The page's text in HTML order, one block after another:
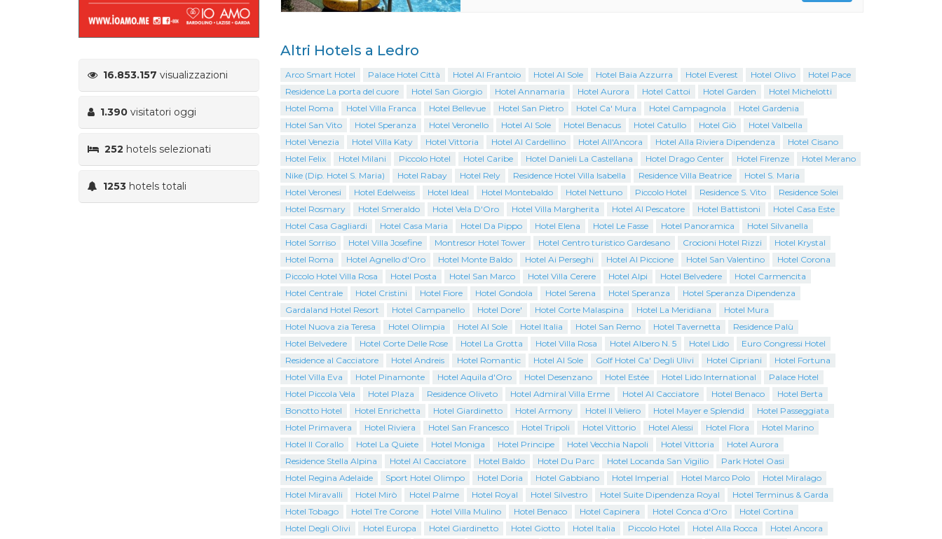
16.853.157 visualizzazioni
1.390 visitatori oggi
252 hotels selezionati
1253 hotels totali
Altri Hotels a Ledro
Arco Smart Hotel Palace Hotel Città Hotel Al Frantoio Hotel Al Sole Hotel Baia Azzurra Hotel Everest Hotel Olivo
Hotel Pace
Residence La porta del cuore
Hotel San Giorgio Hotel Annamaria Hotel Aurora Hotel Cattoi Hotel Garden
Hotel Michelotti
Hotel Roma
Hotel Villa Franca Hotel Bellevue Hotel San Pietro Hotel Ca' Mura Hotel Campagnola
Hotel Gardenia
Hotel San Vito
Hotel Speranza Hotel Veronello Hotel Al Sole Hotel Benacus Hotel Catullo Hotel Giò
Hotel Valbella
Hotel Venezia
Hotel Villa Katy Hotel Vittoria Hotel Al Cardellino Hotel All'Ancora Hotel Alla Riviera Dipendenza
Hotel Cisano
Hotel Felix
Hotel Milani Piccolo Hotel Hotel Caribe Hotel Danieli La Castellana Hotel Drago Center Hotel Firenze
Hotel Merano
Nike (Dip. Hotel S. Maria)
Hotel Rabay Hotel Rely Residence Hotel Villa Isabella Residence Villa Beatrice
Hotel S. Maria
Hotel Veronesi
Hotel Edelweiss Hotel Ideal Hotel Montebaldo Hotel Nettuno Piccolo Hotel Residence S. Vito
Residence Solei
Hotel Rosmary
Hotel Smeraldo Hotel Vela D'Oro Hotel Villa Margherita Hotel Al Pescatore Hotel Battistoni
Hotel Casa Este
Hotel Casa Gagliardi
Hotel Casa Maria Hotel Da Pippo Hotel Elena Hotel Le Fasse Hotel Panoramica
Hotel Silvanella
Hotel Sorriso
Hotel Villa Josefine Montresor Hotel Tower Hotel Centro turistico Gardesano Crocioni Hotel Rizzi
Hotel Krystal
Hotel Roma
Hotel Agnello d'Oro Hotel Monte Baldo Hotel Ai Perseghi Hotel Al Piccione Hotel San Valentino
Hotel Corona
Piccolo Hotel Villa Rosa
Hotel Posta Hotel San Marco Hotel Villa Cerere Hotel Alpi Hotel Belvedere
Hotel Carmencita
Hotel Centrale
Hotel Cristini Hotel Fiore Hotel Gondola Hotel Serena Hotel Speranza
Hotel Speranza Dipendenza
Gardaland Hotel Resort
Hotel Campanello Hotel Dore' Hotel Corte Malaspina Hotel La Meridiana
Hotel Mura
Hotel Nuova zia Teresa
Hotel Olimpia Hotel Al Sole Hotel Italia Hotel San Remo Hotel Tavernetta
Residence Palù
Hotel Belvedere
Hotel Corte Delle Rose Hotel La Grotta Hotel Villa Rosa Hotel Albero N. 5 Hotel Lido
Euro Congressi Hotel
Residence al Cacciatore
Hotel Andreis Hotel Romantic Hotel Al Sole Golf Hotel Ca' Degli Ulivi Hotel Cipriani
Hotel Fortuna
Hotel Villa Eva
Hotel Pinamonte Hotel Aquila d'Oro Hotel Desenzano Hotel Estée Hotel Lido International
Palace Hotel
Hotel Piccola Vela
Hotel Plaza Residence Oliveto Hotel Admiral Villa Erme Hotel Al Cacciatore Hotel Benaco
Hotel Berta
Bonotto Hotel
Hotel Enrichetta Hotel Giardinetto Hotel Armony Hotel Il Veliero Hotel Mayer e Splendid
Hotel Passeggiata
Hotel Primavera
Hotel Riviera Hotel San Francesco Hotel Tripoli Hotel Vittorio Hotel Alessi Hotel Flora
Hotel Marino
Hotel Il Corallo
Hotel La Quiete Hotel Moniga Hotel Principe Hotel Vecchia Napoli Hotel Vittoria
Hotel Aurora
Residence Stella Alpina
Hotel Al Cacciatore Hotel Baldo Hotel Du Parc Hotel Locanda San Vigilio
Park Hotel Oasi
Hotel Regina Adelaide
Sport Hotel Olimpo Hotel Doria Hotel Gabbiano Hotel Imperial Hotel Marco Polo
Hotel Miralago
Hotel Miravalli
Hotel Mirò Hotel Palme Hotel Royal Hotel Silvestro Hotel Suite Dipendenza Royal
Hotel Terminus & Garda
Hotel Tobago
Hotel Tre Corone Hotel Villa Mulino Hotel Benaco Hotel Capinera Hotel Conca d'Oro
Hotel Cortina
Hotel Degli Olivi
Hotel Europa Hotel Giardinetto Hotel Giotto Hotel Italia Piccolo Hotel Hotel Alla Rocca
Hotel Ancora